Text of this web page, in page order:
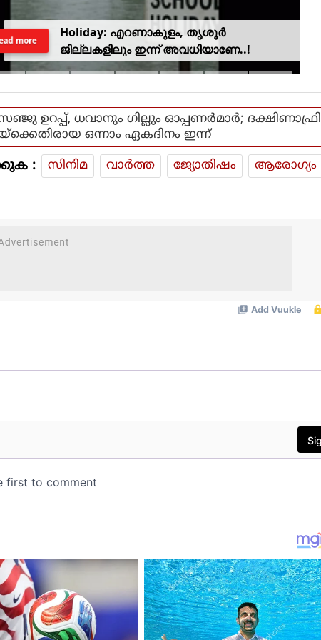
Holiday: എറണാകുളം, തൃശൂർ
ജില്ലകളിലും ഇന്ന് അവധിയാണേ..!
more
ഉറപ്പ്, ധവാനും ഗില്ലും ഓപ്പണര്‍മാര്‍;
ഒന്നാം ഏകദിനം ഇന്ന്
: സിനിമ വാര്‍ത്ത ജ്യോതിഷം
ആരോഗ്യം